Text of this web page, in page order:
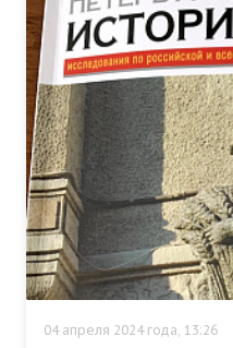
04 апреля 2024 года, 13:26